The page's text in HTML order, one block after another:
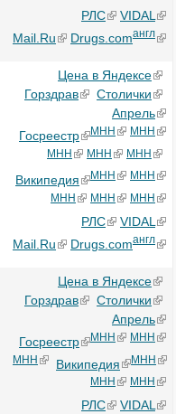
РЛС
VIDAL
Mail.Ru
Drugs.comангл
Цена в Яндексе
Горздрав
Столички
Апрель
Госреестр
МНН
МНН
МНН
МНН МНН
Википедия МНН
МНН
МНН
МНН МНН
РЛС
VIDAL
Mail.Ru
Drugs.comангл
Цена в Яндексе
Горздрав
Столички
Апрель
Госреестр
МНН
МНН
МНН
Википедия
МНН
МНН
МНН
РЛС
VIDAL